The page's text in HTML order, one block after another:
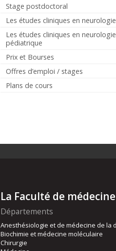
Stage postdoctoral
Les études cliniques en neurologie
Les études cliniques en neurologie
pédiatrique
Prix et Bourses
Offres d’emploi / stages
Plans de cours
La Faculté de médecine
Départements
Anesthésiologie et de médecine de la
Biochimie et médecine moléculaire
Chirurgie